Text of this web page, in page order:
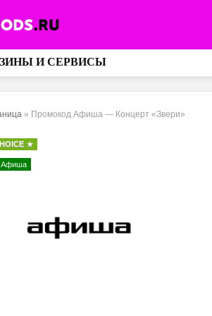
И СЕРВИСЫ
» Промокод Афиша — Концерт «Звери»
Афиша